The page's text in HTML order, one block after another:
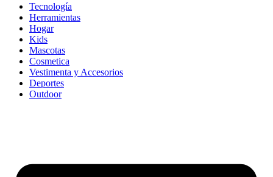
Tecnología
Herramientas
Hogar
Kids
Mascotas
Cosmetica
Vestimenta y Accesorios
Deportes
Outdoor